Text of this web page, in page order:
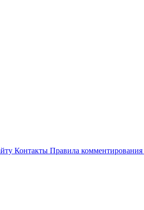
Контакты Правила комментирования